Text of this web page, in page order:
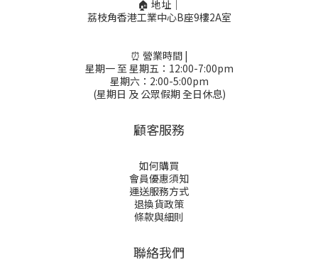
🏠 地址｜
荔枝角香港工業中心B座9樓2A室
⏰ 營業時間 |
星期一 至 星期五：12:00-7:00pm
星期六：2:00-5:00pm
(星期日 及 公眾假期 全日休息)
顧客服務
如何購買
會員優惠須知
運送服務方式
退換貨政策
條款與細則
聯絡我們